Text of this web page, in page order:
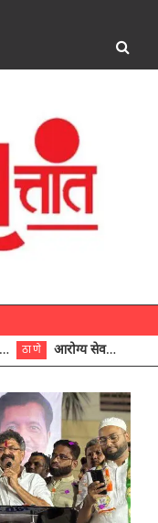
ठाणे आरोग्य सेवक (पुरुष) पदावरून ११ कर्मचाऱ्यांना आरोग्य सहाय्यक (पुरुष) पदावर पदोन्नती; मुख्य कार्यकारी अधिकारी रणजित यादव यांच्या हस्ते आदेश वितरण